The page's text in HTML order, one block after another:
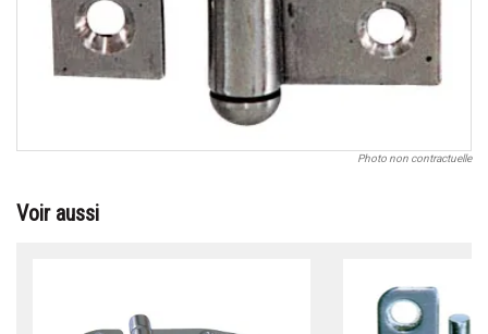
Photo non contractuelle
Voir aussi